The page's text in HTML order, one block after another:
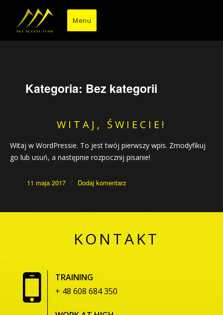
treści
Menu
Kategoria: Bez kategorii
WITAJ, ŚWIECIE!
Witaj w WordPressie. To jest twój pierwszy wpis. Zmodyfikuj
go lub usuń, a następnie rozpocznij pisanie!
Data
11 maja 2017 Dodaj komentarz
KONTAKT
TRAINING
+ 48 608 684 350